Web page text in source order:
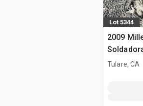
Lot 5344
2009
Tulare, CA